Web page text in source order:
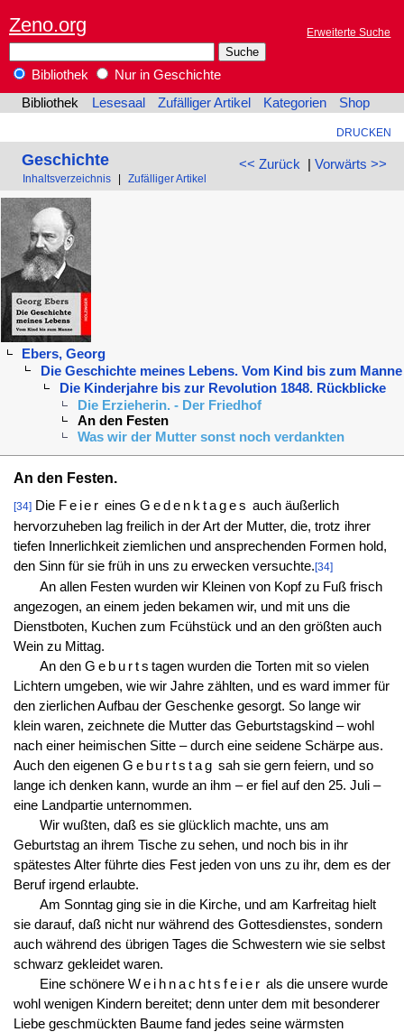
Zeno.org Erweiterte Suche
Bibliothek
Nur in Geschichte
Bibliothek
Lesesaal Zufälliger Artikel Kategorien Shop
DRUCKEN
<< Zurück | Vorwärts >>
Geschichte
Inhaltsverzeichnis Zufälliger Artikel
Ebers, Georg
Die Geschichte meines Lebens. Vom Kind bis zum Manne
Die Kinderjahre bis zur Revolution 1848. Rückblicke
Die Erzieherin. - Der Friedhof
An den Festen
Was wir der Mutter sonst noch verdankten
An den Festen.
[34]Die Feier einesGedenktages auch äußerlich
hervorzuheben lag freilich in der Art der Mutter, die, trotz ihrer
tiefen Innerlichkeit ziemlichen und ansprechenden Formen hold,
den Sinn für sie früh in uns zu erwecken versuchte.[34]
An allen Festen wurden wir Kleinen von Kopf zu Fuß frisch
angezogen, an einem jeden bekamen wir, und mit uns die
Dienstboten, Kuchen zum Fcühstück und an den größten auch
Wein zu Mittag.
An den Geburts tagen wurden die Torten mit so vielen
Lichtern umgeben, wie wir Jahre zählten, und es ward immer für
den zierlichen Aufbau der Geschenke gesorgt. So lange wir
klein waren, zeichnete die Mutter das Geburtstagskind – wohl
nach einer heimischen Sitte – durch eine seidene Schärpe aus.
Auch den eigenen Geburtstag sah sie gern feiern, und so
lange ich denken kann, wurde an ihm – er fiel auf den 25. Juli –
eine Landpartie unternommen.
Wir wußten, daß es sie glücklich machte, uns am
Geburtstag an ihrem Tische zu sehen, und noch bis in ihr
spätestes Alter führte dies Fest jeden von uns zu ihr, dem es der
Beruf irgend erlaubte.
Am Sonntag ging sie in die Kirche, und am Karfreitag hielt
sie darauf, daß nicht nur während des Gottesdienstes, sondern
auch während des übrigen Tages die Schwestern wie sie selbst
schwarz gekleidet waren.
Eine schönere Weihnachtsfeier als die unsere wurde
wohl wenigen Kindern bereitet; denn unter dem mit besonderer
Liebe geschmückten Baume fand jedes seine wärmsten